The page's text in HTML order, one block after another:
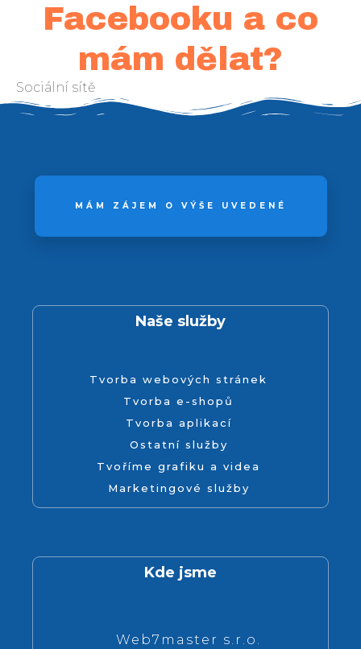
Facebooku a co
mám dělat?
Sociální sítě
MÁM ZÁJEM O VÝŠE UVEDENÉ
Naše služby
Tvorba webových stránek
Tvorba e-shopů
Tvorba aplikací
Ostatní služby
Tvoříme grafiku a videa
Marketingové služby
Kde jsme
Web7master s.r.o.